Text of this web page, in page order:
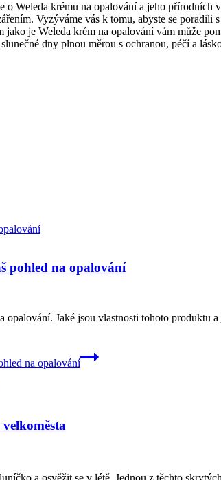
Weleda krému na opalování a jeho
Vyzýváme vás k tomu, abyste se
je Weleda krém na opalování vám může
dny plnou měrou s ochranou, péčí a
pohled na opalování
Jaké jsou vlastnosti tohoto produktu
na opalování
a osvěžit se v létě. Jednou z těchto